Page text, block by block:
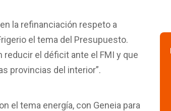
la refinanciación respeto a
el tema del Presupuesto.
el déficit ante el FMI y que
provincias del interior”.
el tema energía, con Geneia para